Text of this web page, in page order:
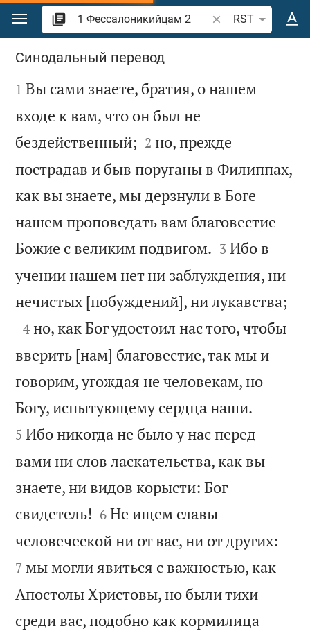
Перейти к содержанию
Поиск по отрывку
RST
1 Фессалоникийцам 2
Синодальный перевод

1 Вы сами знаете, братия, о нашем
входе к вам, что он был не
бездейственный; 

2 но, прежде
пострадав и быв поруганы в Филиппах,
как вы знаете, мы дерзнули в Боге
нашем проповедать вам благовестие
Божие с великим подвигом. 

3 Ибо в
учении нашем нет ни заблуждения, ни
нечистых [побуждений], ни лукавства;

4 но, как Бог удостоил нас того, чтобы
вверить [нам] благовестие, так мы и
говорим, угождая не человекам, но
Богу, испытующему сердца наши.
5 Ибо никогда не было у нас перед
вами ни слов ласкательства, как вы
знаете, ни видов корысти: Бог
свидетель! 

6 Не ищем славы
человеческой ни от вас, ни от других:
7 мы могли явиться с важностью, как
Апостолы Христовы, но были тихи
среди вас, подобно как кормилица